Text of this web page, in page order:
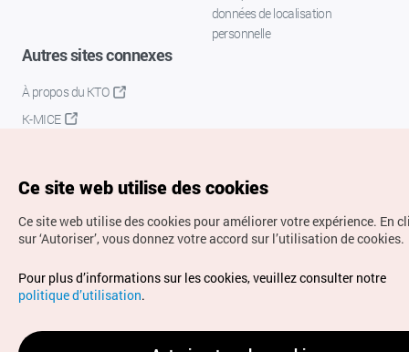
données de localisation
personnelle
Autres sites connexes
À propos du KTO
K-MICE
Droits d’auteur (c) Office National du Tourisme en Corée.
Tous droits réservés.
Pour les rapports d'erreurs et demandes de renseignements,
adressez vos demandes à
info.ontc@gmail.com
Ce site web utilise des cookies
Ce site web utilise des cookies pour améliorer votre expérience. En
sur ‘Autoriser’, vous donnez votre accord sur l’utilisation de cookies.
Pour plus d’informations sur les cookies, veuillez consulter notre
politique d’utilisation.